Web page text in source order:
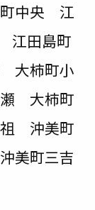
中央 江
江田島町
大柿町小
大柿町
沖美町
美町三吉